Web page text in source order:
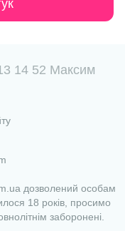
14 52 Максим
дозволений особам
18 років, просимо
заборонені.